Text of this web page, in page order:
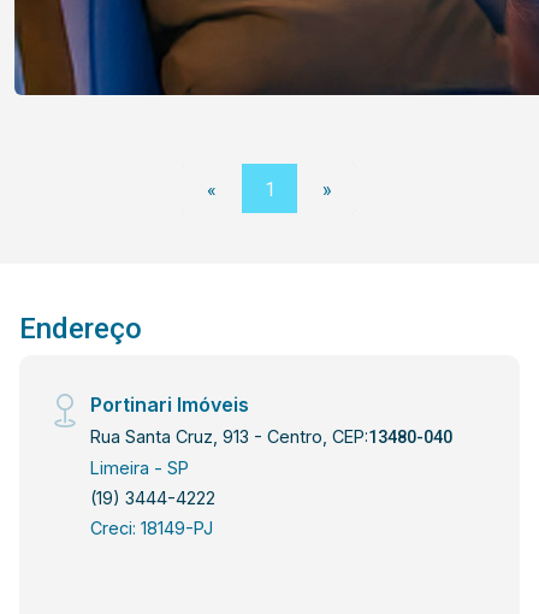
« 1 »
Endereço
Portinari Imóveis
Rua Santa Cruz, 913 - Centro, CEP:13480-040
Limeira - SP
(19) 3444-4222
Creci: 18149-PJ